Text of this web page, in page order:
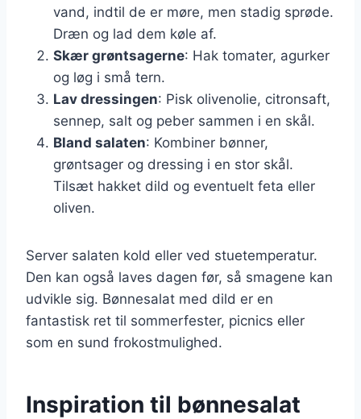
vand, indtil de er møre, men stadig sprøde.
Dræn og lad dem køle af.
Skær grøntsagerne: Hak tomater, agurker
og løg i små tern.
Lav dressingen: Pisk olivenolie, citronsaft,
sennep, salt og peber sammen i en skål.
Bland salaten: Kombiner bønner,
grøntsager og dressing i en stor skål.
Tilsæt hakket dild og eventuelt feta eller
oliven.
Server salaten kold eller ved stuetemperatur.
Den kan også laves dagen før, så smagene kan
udvikle sig. Bønnesalat med dild er en
fantastisk ret til sommerfester, picnics eller
som en sund frokostmulighed.
Inspiration til bønnesalat